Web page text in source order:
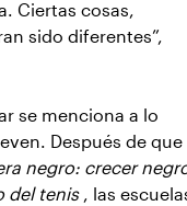
Ciertas cosas,
sido diferentes”,
se menciona a lo
Después de que
negro: crecer
del tenis, las